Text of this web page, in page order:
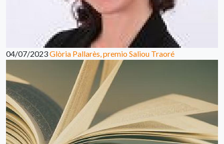
04/07/2023Glòria Pallarès, premio Saliou Traoré